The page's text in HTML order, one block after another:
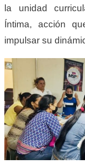
la unidad
Íntima, acción
impulsar su